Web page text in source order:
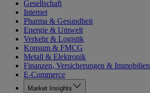
Gesellschaft
Internet
Pharma & Gesundheit
Energie & Umwelt
Verkehr & Logistik
Konsum & FMCG
Metall & Elektronik
Finanzen, Versicherungen & Immobilien
E-Commerce
Market Insights